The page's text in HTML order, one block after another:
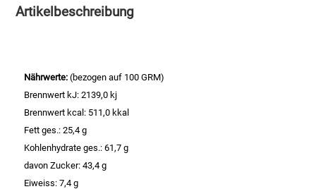
Fertiggerichte trocken
Fruchtsaft
Frühstück / Cerealien
Artikelbeschreibung
Nährwerte:(bezogen auf 100 GRM)
Brennwert kJ: 2139,0 kj
Brennwert kcal: 511,0 kkal
Fett ges.: 25,4 g
Kohlenhydrate ges.: 61,7 g
davon Zucker: 43,4 g
Eiweiss: 7,4 g